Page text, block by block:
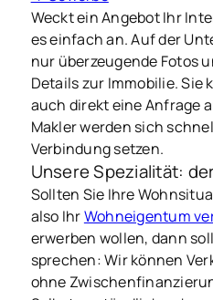
Weckt ein Angebot Ihr
es einfach an. Auf der
nur überzeugende Fotos
Details zur Immobilie. Sie
auch direkt eine Anfrage
Makler werden sich
Verbindung setzen.
Unsere Spezialität:
Sollten Sie Ihre
also IhrWohneigentum
erwerben wollen, dann
sprechen: Wir können
ohne